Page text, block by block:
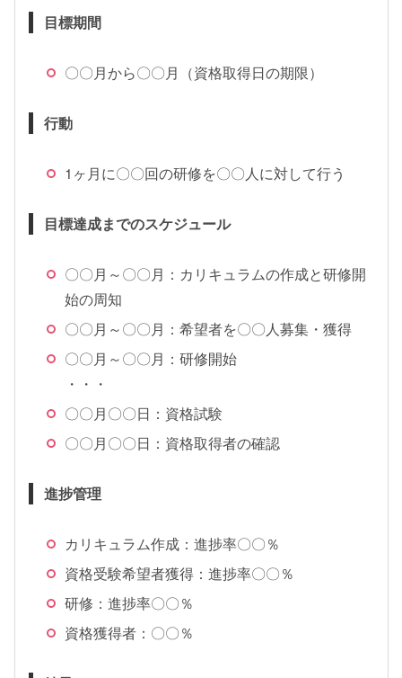
目標期間
〇〇月から〇〇月（資格取得日の期限）
行動
1ヶ月に〇〇回の研修を〇〇人に対して行う
目標達成までのスケジュール
〇〇月～〇〇月：カリキュラムの作成と研修開
始の周知
〇〇月～〇〇月：希望者を〇〇人募集・獲得
〇〇月～〇〇月：研修開始
・・・
〇〇月〇〇日：資格試験
〇〇月〇〇日：資格取得者の確認
進捗管理
カリキュラム作成：進捗率〇〇％
資格受験希望者獲得：進捗率〇〇％
研修：進捗率〇〇％
資格獲得者：〇〇％